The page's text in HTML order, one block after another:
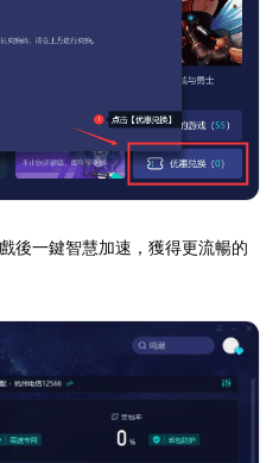
後一鍵智慧加速，獲得更流暢的